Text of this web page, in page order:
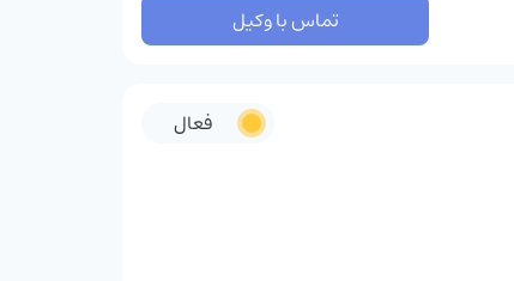
تماس با وکیل
فعال